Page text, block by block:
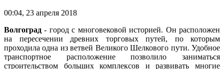
00:04, 23 апреля 2018
Волгоград - город с многовековой историей. Он расположен
на пересечении древних торговых путей, по которым
проходила одна из ветвей Великого Шелкового пути. Удобное
транспортное расположение позволило заниматься
строительством больших комплексов и развивать многие